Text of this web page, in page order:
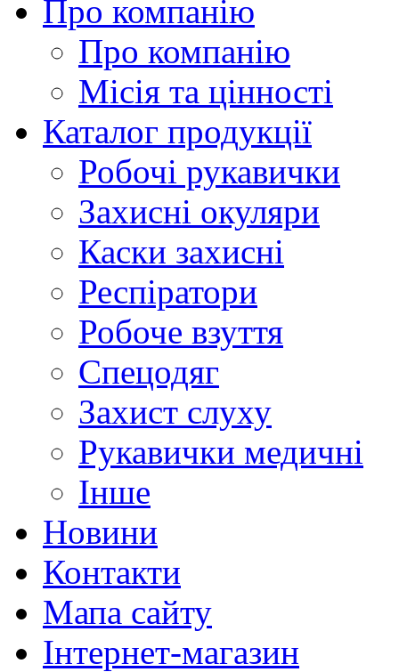
Про компанію
Про компанію
Місія та цінності
Каталог продукції
Робочі рукавички
Захисні окуляри
Каски захисні
Респіратори
Робоче взуття
Спецодяг
Захист слуху
Рукавички медичні
Інше
Новини
Контакти
Мапа сайту
Інтернет-магазин